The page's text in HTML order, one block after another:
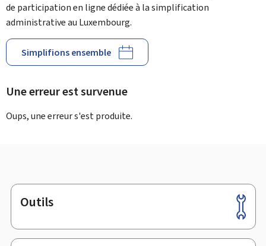
de participation en ligne dédiée à la simplification
administrative au Luxembourg.
Simplifions ensemble
Une erreur est survenue
Oups, une erreur s'est produite.
Pied
de
page
Outils